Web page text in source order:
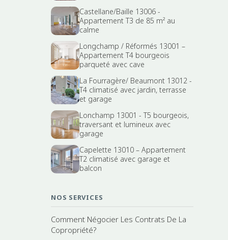
Castellane/Baille 13006 -
Appartement T3 de 85 m² au
calme
Longchamp / Réformés 13001 –
Appartement T4 bourgeois
parqueté avec cave
La Fourragère/ Beaumont 13012 -
T4 climatisé avec jardin, terrasse
et garage
Lonchamp 13001 - T5 bourgeois,
traversant et lumineux avec
garage
Capelette 13010 – Appartement
T2 climatisé avec garage et
balcon
NOS SERVICES
Comment Négocier Les Contrats De La
Copropriété?